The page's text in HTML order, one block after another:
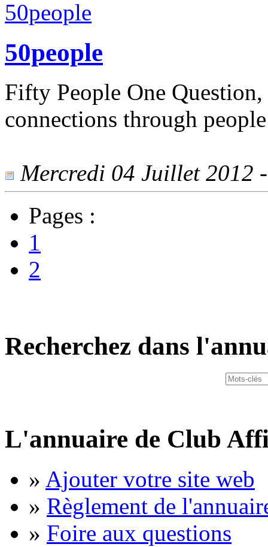
50people
Fifty People One
connections through
Mercredi 04 Juillet 2012
Pages :
1
2
Recherchez dans
L'annuaire de Club
» Ajouter votre site web
» Règlement de
» Foire aux questions